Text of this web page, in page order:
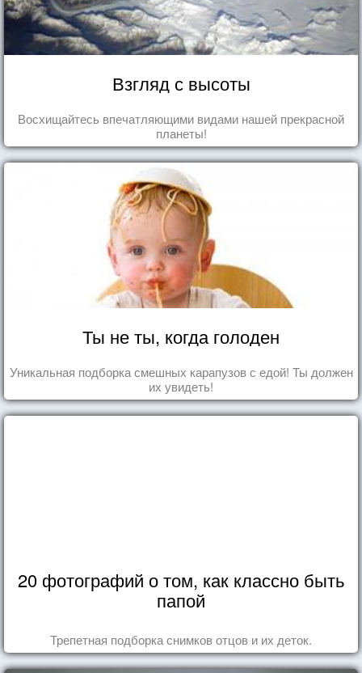
Взгляд с высоты
Восхищайтесь впечатляющими видами нашей прекрасной
планеты!
Ты не ты, когда голоден
Уникальная подборка смешных карапузов с едой! Ты должен
их увидеть!
20 фотографий о том, как классно быть
папой
Трепетная подборка снимков отцов и их деток.